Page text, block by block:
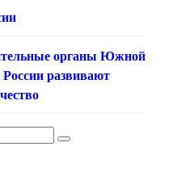
органы Южной
развивают